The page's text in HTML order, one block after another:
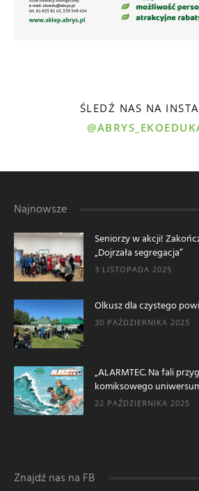
ŚLEDŹ NAS NA
Najnowsze
Seniorzy w akcji!
„Dojrzała segregacja”
3 LISTOPADA 2025
Olkusz dla czystego
30 PAŹDZIERNIKA 2025
„ALARMTEC. Na fali
komiksowego
22 PAŹDZIERNIKA 2025
Znajdź nas na FB